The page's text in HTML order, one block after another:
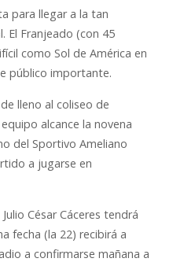
para llegar a la tan
El Franjeado (con 45
como Sol de América en
público importante.
lleno al coliseo de
alcance la novena
del Sportivo Ameliano
a jugarse en
César Cáceres tendrá
fecha (la 22) recibirá a
a confirmarse mañana a